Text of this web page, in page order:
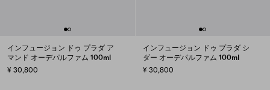
インフュージョン ドゥ プラダ ア
マンド オーデパルファム 100ml
¥ 30,800
インフュージョン ドゥ プラダ シ
ダー オーデパルファム 100ml
¥ 30,800